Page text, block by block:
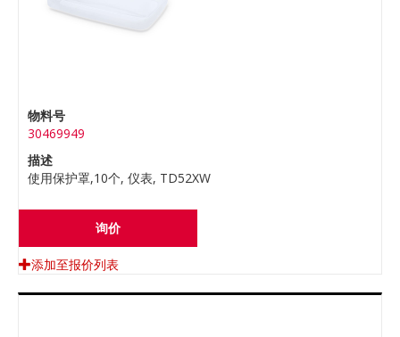
物料号
30469949
描述
使用保护罩,10个, 仪表, TD52XW
询价
添加至报价列表